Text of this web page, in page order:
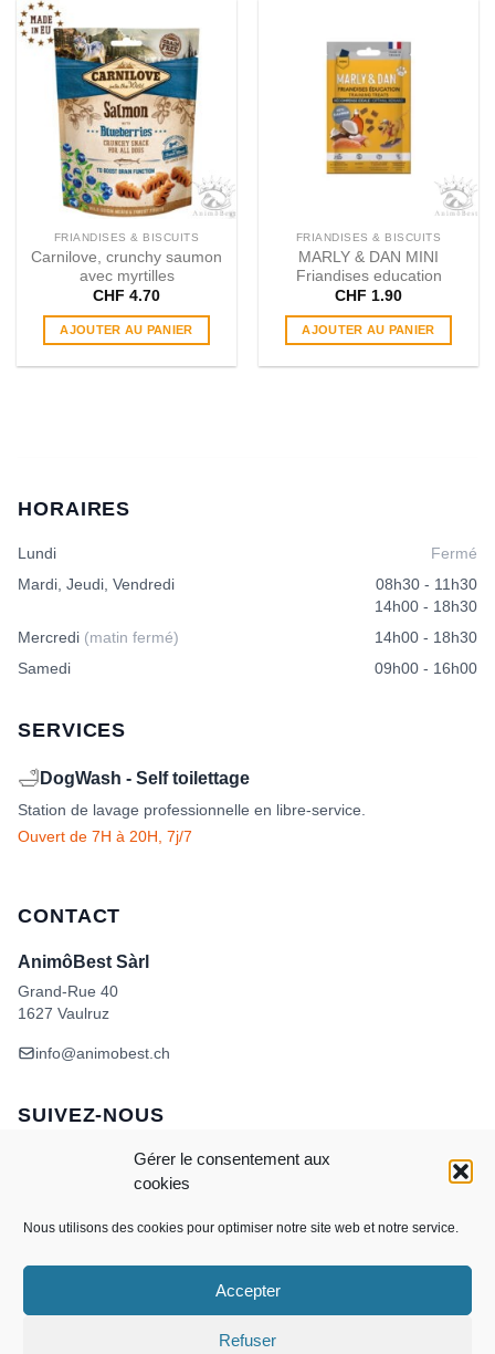
Gérer le consentement aux
cookies
Nous utilisons des cookies pour optimiser notre site web et notre service.
Accepter
Refuser
FRIANDISES & BISCUITS
Carnilove, crunchy saumon
avec myrtilles
CHF 4.70
AJOUTER AU PANIER
FRIANDISES & BISCUITS
MARLY & DAN MINI
Friandises education
CHF 1.90
AJOUTER AU PANIER
HORAIRES
Lundi
Fermé
Mardi, Jeudi, Vendredi
08h30 - 11h30
14h00 - 18h30
Mercredi (matin fermé)
14h00 - 18h30
Samedi
09h00 - 16h00
SERVICES
🛁 DogWash - Self toilettage
Station de lavage professionnelle en libre-service.
Ouvert de 7H à 20H, 7j/7
CONTACT
AnimôBest Sàrl
Grand-Rue 40
1627 Vaulruz
info@animobest.ch
SUIVEZ-NOUS
MasterCardCredit
POLITIQUE DE COOKIES